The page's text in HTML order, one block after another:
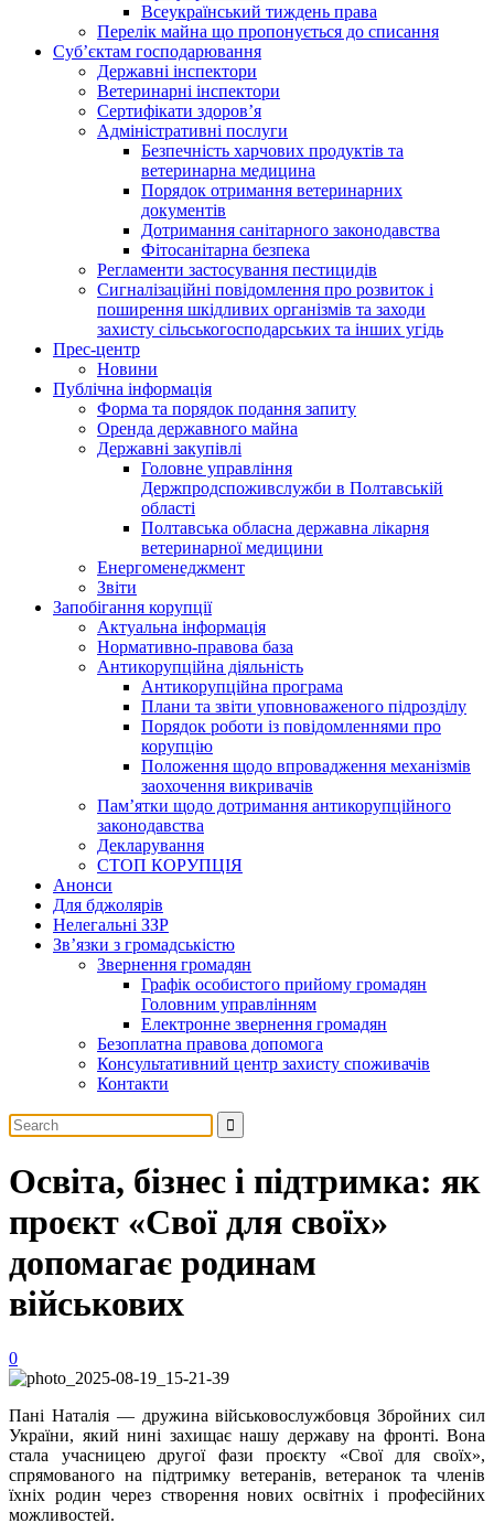
Всеукраїнський тиждень права
Перелік майна що пропонується до списання
Суб’єктам господарювання
Державні інспектори
Ветеринарні інспектори
Сертифікати здоров’я
Адміністративні послуги
Безпечність харчових продуктів та
ветеринарна медицина
Порядок отримання ветеринарних
документів
Дотримання санітарного законодавства
Фітосанітарна безпека
Регламенти застосування пестицидів
Сигналізаційні повідомлення про розвиток і
поширення шкідливих організмів та заходи
захисту сільськогосподарських та інших угідь
Прес-центр
Новини
Публічна інформація
Форма та порядок подання запиту
Оренда державного майна
Державні закупівлі
Головне управління
Держпродспоживслужби в Полтавській
області
Полтавська обласна державна лікарня
ветеринарної медицини
Енергоменеджмент
Звіти
Запобігання корупції
Актуальна інформація
Нормативно-правова база
Антикорупційна діяльність
Антикорупційна програма
Плани та звіти уповноваженого підрозділу
Порядок роботи із повідомленнями про
корупцію
Положення щодо впровадження механізмів
заохочення викривачів
Пам’ятки щодо дотримання антикорупційного
законодавства
Декларування
СТОП КОРУПЦІЯ
Анонси
Для бджолярів
Нелегальні ЗЗР
Зв’язки з громадськістю
Звернення громадян
Графік особистого прийому громадян
Головним управлінням
Електронне звернення громадян
Безоплатна правова допомога
Консультативний центр захисту споживачів
Контакти
Освіта, бізнес і підтримка: як
проєкт «Свої для своїх»
допомагає родинам
військових
0
Пані Наталія — дружина військовослужбовця Збройних сил
України, який нині захищає нашу державу на фронті. Вона
стала учасницею другої фази проєкту «Свої для своїх»,
спрямованого на підтримку ветеранів, ветеранoк та членів
їхніх родин через створення нових освітніх і професійних
можливостей.